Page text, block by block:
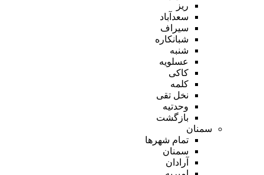
ریز
سعدآباد
سیراف
شبانکاره
شنبه
عسلویه
کاکی
کلمه
نخل تقی
وحدتیه
بازگشت
سمنان
تمام شهر‌ها
سمنان
آرادان